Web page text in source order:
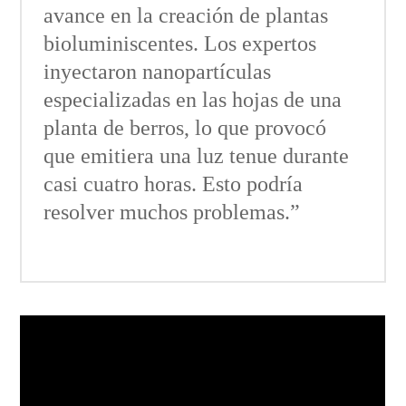
avance en la creación de plantas
bioluminiscentes. Los expertos
inyectaron nanopartículas
especializadas en las hojas de una
planta de berros, lo que provocó
que emitiera una luz tenue durante
casi cuatro horas. Esto podría
resolver muchos problemas.”